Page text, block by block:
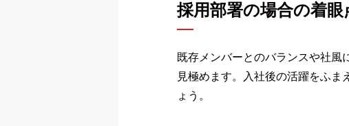
採用部署の場合の着眼
既存メンバーとのバランスや社風
見極めます。入社後の活躍をふ
ょう。